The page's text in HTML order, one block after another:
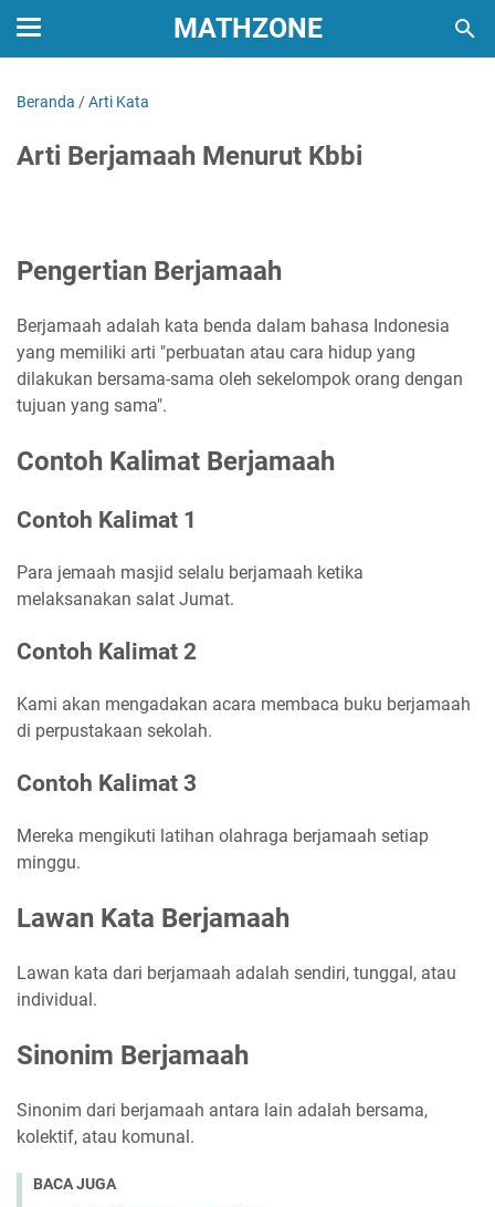
MATHZONE
Beranda /Arti Kata
Arti Berjamaah Menurut Kbbi
Pengertian Berjamaah
Berjamaah adalah kata benda dalam bahasa Indonesia
yang memiliki arti "perbuatan atau cara hidup yang
dilakukan bersama-sama oleh sekelompok orang dengan
tujuan yang sama".
Contoh Kalimat Berjamaah
Contoh Kalimat 1
Para jemaah masjid selalu berjamaah ketika
melaksanakan salat Jumat.
Contoh Kalimat 2
Kami akan mengadakan acara membaca buku berjamaah
di perpustakaan sekolah.
Contoh Kalimat 3
Mereka mengikuti latihan olahraga berjamaah setiap
minggu.
Lawan Kata Berjamaah
Lawan kata dari berjamaah adalah sendiri, tunggal, atau
individual.
Sinonim Berjamaah
Sinonim dari berjamaah antara lain adalah bersama,
kolektif, atau komunal.
BACA JUGA